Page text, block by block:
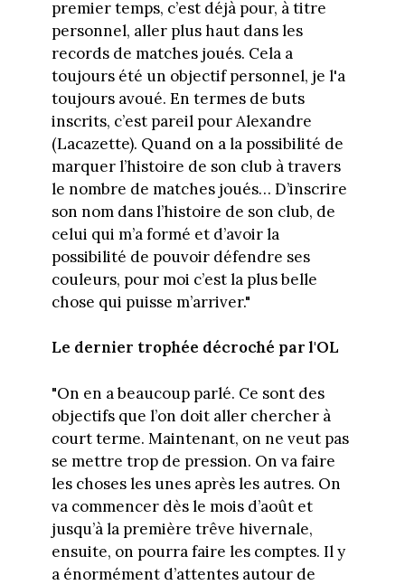
premier temps, c’est déjà pour, à titre
personnel, aller plus haut dans les
records de matches joués. Cela a
toujours été un objectif personnel, je l'a
toujours avoué. En termes de buts
inscrits, c’est pareil pour Alexandre
(Lacazette). Quand on a la possibilité de
marquer l’histoire de son club à travers
le nombre de matches joués… D’inscrire
son nom dans l’histoire de son club, de
celui qui m’a formé et d’avoir la
possibilité de pouvoir défendre ses
couleurs, pour moi c’est la plus belle
chose qui puisse m’arriver."
Le dernier trophée décroché par l'OL
"On en a beaucoup parlé. Ce sont des
objectifs que l’on doit aller chercher à
court terme. Maintenant, on ne veut pas
se mettre trop de pression. On va faire
les choses les unes après les autres. On
va commencer dès le mois d’août et
jusqu’à la première trêve hivernale,
ensuite, on pourra faire les comptes. Il y
a énormément d’attentes autour de